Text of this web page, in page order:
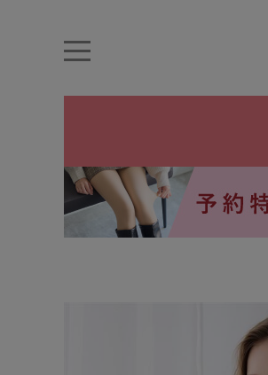
ナイトブラ ノンワイヤー 特盛ブラ
キャミソール
ルームウェア
カテゴリから探す